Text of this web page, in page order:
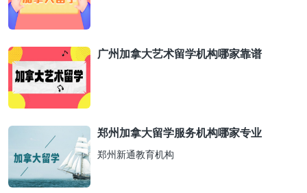
广州加拿大艺术留学机构哪家靠谱
郑州加拿大留学服务机构哪家专业
郑州新通教育机构